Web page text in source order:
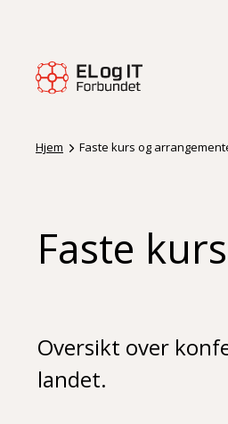
Hjem Faste kurs og
Faste
Oversikt over
landet.